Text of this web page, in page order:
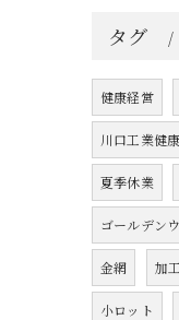
タグ
健康経営
川口工業健
夏季休業
ゴールデン
金網 加工
小ロット